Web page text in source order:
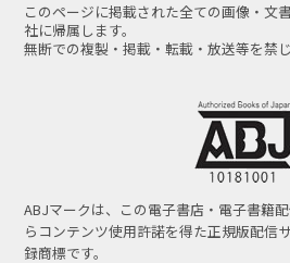
このページに掲載された全ての画像・文
社に帰属します。
無断での複製・掲載・転載・放送等を禁じ
ABJマークは、この電子書店・電子書籍
らコンテンツ使用許諾を得た正規版配信
録商標です。